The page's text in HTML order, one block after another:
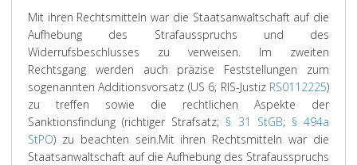
Mit ihren Rechtsmitteln war die Staatsanwaltschaft auf die
Aufhebung des Strafausspruchs und des
Widerrufsbeschlusses zu verweisen. Im zweiten
Rechtsgang werden auch präzise Feststellungen zum
sogenannten Additionsvorsatz (US 6; RIS-Justiz RS0112225)
zu treffen sowie die rechtlichen Aspekte der
Sanktionsfindung (richtiger Strafsatz; § 31 StGB; § 494a
StPO) zu beachten sein.Mit ihren Rechtsmitteln war die
Staatsanwaltschaft auf die Aufhebung des Strafausspruchs